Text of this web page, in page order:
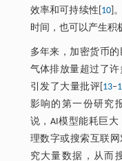
效率和可持续性[ 10 ]
时间，也可以产生积
多年来，加密货币
气体排放量超过了
引发了大量批评[ 13‒
影响的第一份研究
说，AI模型能耗巨
理数字或搜索互联
究大量数据，从而